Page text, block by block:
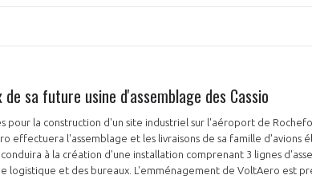
sa future usine d'assemblage des Cassio
pour la construction d'un site industriel sur l'aéroport de
effectuera l'assemblage et les livraisons de sa famille d'avions
à la création d'une installation comprenant 3 lignes
de VoltAero est prévu dans un délai d'un